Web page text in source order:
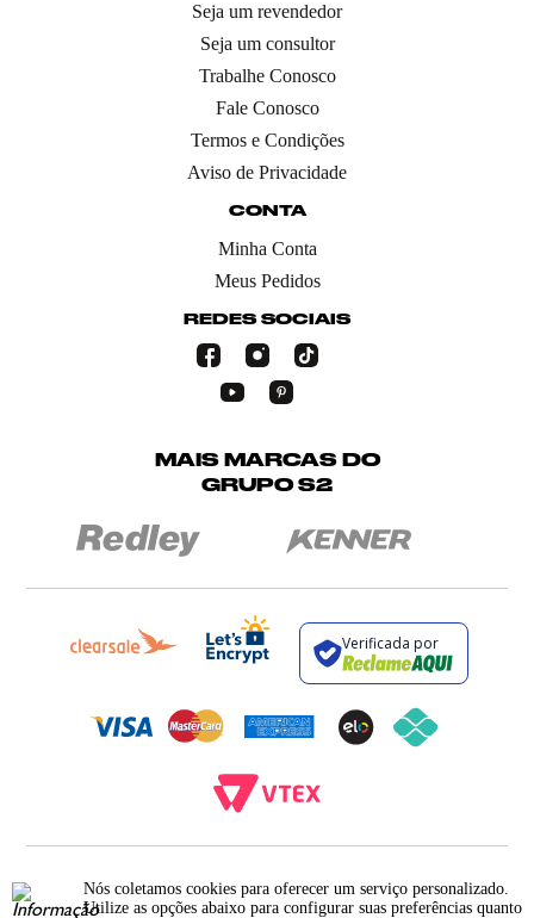
Nós coletamos cookies para oferecer um serviço personalizado.
Utilize as opções abaixo para configurar suas preferências quanto
Seja um revendedor
Seja um consultor
Trabalhe Conosco
Fale Conosco
Termos e Condições
Aviso de Privacidade
CONTA
Minha Conta
Meus Pedidos
REDES SOCIAIS
MAIS MARCAS DO
GRUPO S2
Verificada por
12.093.445/0002-23
RUA JUMECY RODRIGUES GOMES, 331 - ANEXO 2 - CENTRO - PIRAÍ - RIO DE